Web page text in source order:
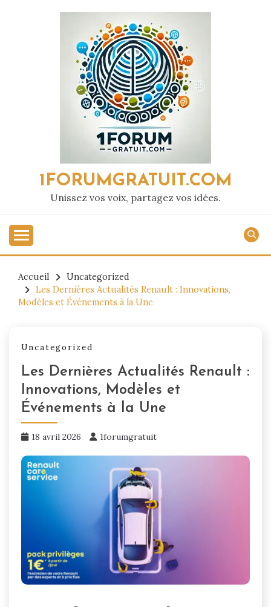
1FORUMGRATUIT.COM
Unissez vos voix, partagez vos idées.
Accueil
Uncategorized
Les Dernières Actualités Renault : Innovations,
Modèles et Événements à la Une
Uncategorized
Les Dernières Actualités Renault :
Innovations, Modèles et
Événements à la Une
18 avril 2026 1forumgratuit